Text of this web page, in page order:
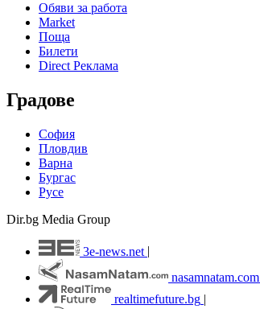
Обяви за работа
Market
Поща
Билети
Direct Реклама
Градове
София
Пловдив
Варна
Бургас
Русе
Dir.bg Media Group
3e-news.net
nasamnatam.com
realtimefuture.bg |